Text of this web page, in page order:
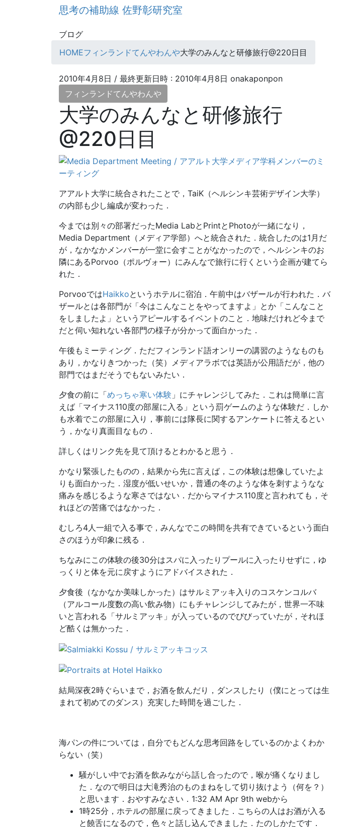
思考の補助線 佐野彰研究室
ブログ
HOMEフィンランドてんやわんや大学のみんなと研修旅行@220日目
2010年4月8日 / 最終更新日時 : 2010年4月8日 onakaponpon
フィンランドてんやわんや
大学のみんなと研修旅行
@220日目
アアルト大学に統合されたことで，TaiK（ヘルシンキ芸術デザイン大学）
の内部も少し編成が変わった．
今までは別々の部署だったMedia LabとPrintとPhotoが一緒になり，
Media Department（メディア学部）へと統合された．統合したのは1月だ
が，なかなかメンバーが一堂に会すことがなかったので，ヘルシンキのお
隣にあるPorvoo（ポルヴォー）にみんなで旅行に行くという企画が建てら
れた．
PorvooではHaikkoというホテルに宿泊．午前中はバザールが行われた．バ
ザールとは各部門が「今はこんなことをやってますよ」とか「こんなこと
をしましたよ」というアピールするイベントのこと．地味だけれど今まで
だと伺い知れない各部門の様子が分かって面白かった．
午後もミーティング．ただフィンランド語オンリーの講習のようなものも
あり，かなりきつかった（笑）メディアラボでは英語が公用語だが，他の
部門ではまだそうでもないみたい．
夕食の前に「めっちゃ寒い体験 」にチャレンジしてみた．これは簡単に言
えば「マイナス110度の部屋に入る」という罰ゲームのような体験だ．しか
も水着でこの部屋に入り，事前には隊長に関するアンケートに答えるとい
う，かなり真面目なもの．
詳しくはリンク先を見て頂けるとわかると思う．
かなり緊張したものの，結果から先に言えば，この体験は想像していたよ
りも面白かった．湿度が低いせいか，普通の冬のような体を刺すようなな
痛みを感じるような寒さではない．だからマイナス110度と言われても，そ
れほどの苦痛ではなかった．
むしろ4人一組で入る事で，みんなでこの時間を共有できているという面白
さのほうが印象に残る．
ちなみにこの体験の後30分はスパに入ったりプールに入ったりせずに，ゆ
っくりと体を元に戻すようにアドバイスされた．
夕食後（なかなか美味しかった）はサルミアッキ入りのコスケンコルバ
（アルコール度数の高い飲み物）にもチャレンジしてみたが，世界一不味
いと言われる「サルミアッキ」が入っているのでびびっていたが，それほ
ど酷くは無かった．
結局深夜2時ぐらいまで，お酒を飲んだり，ダンスしたり（僕にとっては生
まれて初めてのダンス）充実した時間を過ごした．
海パンの件については，自分でもどんな思考回路をしているのかよくわか
らない（笑）
騒がしい中でお酒を飲みながら話し合ったので，喉が痛くなりまし
た．なので明日は大滝秀治のものまねをして切り抜けよう（何を？）
と思います．おやすみなさい．1:32 AM Apr 9th webから
1時25分，ホテルの部屋に戻ってきました．こちらの人はお酒が入る
と饒舌になるので，色々と話し込んできました．たのしかたです．